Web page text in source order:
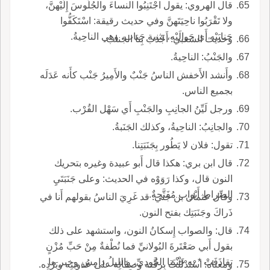
قال الهروي: يقول اجْتَنِبُوا النساءَ والجُلُوسَ إِلَيْهنَّ،
ولا تَقْرَبُوا ناحِيَتَهنَّ وفي حديث رقيقة: اسْتَكَفُّوا
جَنابَيْه أَي حَوالَيْه، تثنية جَناب، وهي الناحِيةُ.
وحديث الشعبي: أَجْدَبَ بِنا الجَنابُ.
والجَنْبُ: الناحِيةُ.
وأَنشد الأَخفش الناسُ جَنْبٌ والأَمِيرُ جَنْب كأَنه عَدَلَه
بجميع الناس.
ورجل لَيِّنُ الجانِبِ والجَنْبِ أَي سَهْل القُرْب.
والجانِبُ: الناحِيةُ، وكذلك الجَنَبةُ.
تقول: فلان لا يَطُور بِجَنَبَتِنا.
قال ابن بري: هكذا قال أَبو عبيدة وغيره بتحريك
النون قال، وكذا رَوَوْه في الحديث: وعلى جَنَبَتَيِ
الصِّراطِ أَبْواب مُفَتَّحةٌ.
وقال عثمان بن جني: قد غَرِيَ الناسُ بقولهم أَنا في
ذَراكَ وجَنَبَتِك بفتح النون.
قال: والصواب إِسكانُ النون، واستشهد على ذلك
بقول أَبي صَعْتَرةَ البُولانيِّ فما نُطْفةٌ مِنْ حَبِّ مُزْنٍ
تقاذَفَتْ * به جَنْبَتا الجُوديِّ، والليلُ دامِس وخبر ما
ومعناه: اسْتَدْلَلْتُ بِرِقَّته وصفَائِه على عُذوبَتِه وبَرْدِه.